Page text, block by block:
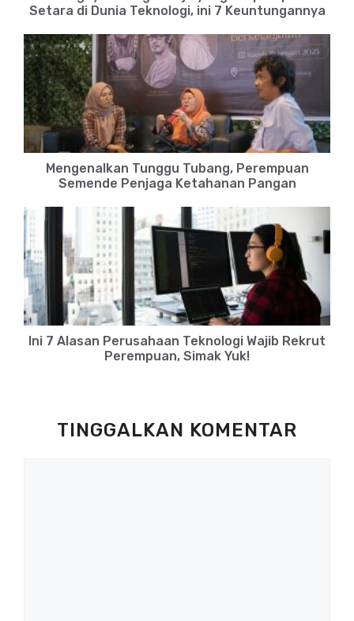
Setara di Dunia Teknologi, ini 7 Keuntungannya
Mengenalkan Tunggu Tubang, Perempuan
Semende Penjaga Ketahanan Pangan
Ini 7 Alasan Perusahaan Teknologi Wajib Rekrut
Perempuan, Simak Yuk!
TINGGALKAN KOMENTAR